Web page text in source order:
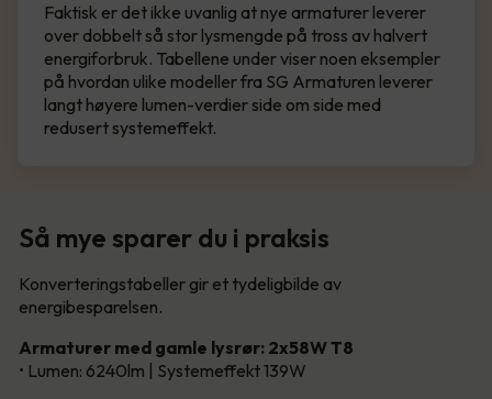
Faktisk er det ikke uvanlig at nye armaturer leverer
over dobbelt så stor lysmengde på tross av halvert
energiforbruk. Tabellene under viser noen eksempler
på hvordan ulike modeller fra SG Armaturen leverer
langt høyere lumen-verdier side om side med
redusert systemeffekt.
Så mye sparer du i praksis
Konverteringstabeller gir et tydeligbilde av
energibesparelsen.
Armaturer med gamle lysrør: 2x58W T8
• Lumen: 6240lm | Systemeffekt 139W